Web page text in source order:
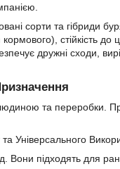
сорти та
стійкість до
дружні сходи,
та переробки.
Універсального
підходять для